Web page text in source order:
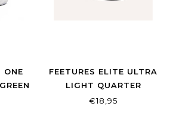
ONE
FEETURES ELITE ULTRA
LIGHT QUARTER
€18,95